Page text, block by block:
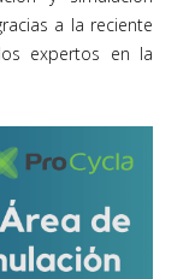
a la reciente
expertos en la